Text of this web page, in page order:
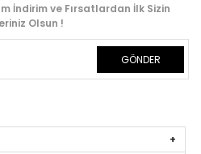
İndirim ve Fırsatlardan İlk Sizin
Olsun !
GÖNDER